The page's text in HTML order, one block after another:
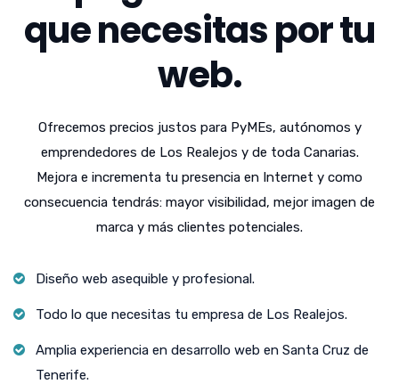
que necesitas por tu
web.
Ofrecemos precios justos para PyMEs, autónomos y
emprendedores de Los Realejos y de toda Canarias.
Mejora e incrementa tu presencia en Internet y como
consecuencia tendrás: mayor visibilidad, mejor imagen de
marca y más clientes potenciales.
Diseño web asequible y profesional.
Todo lo que necesitas tu empresa de Los Realejos.
Amplia experiencia en desarrollo web en Santa Cruz de
Tenerife.